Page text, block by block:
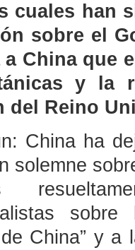
cuales han
sobre el
China que
y la
del Reino
China ha
solemne
China” y a